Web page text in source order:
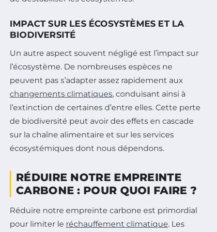
IMPACT SUR LES ÉCOSYSTÈMES ET LA
BIODIVERSITÉ
Un autre aspect souvent négligé est l’impact sur
l’écosystème. De nombreuses espèces ne
peuvent pas s’adapter assez rapidement aux
changements climatiques, conduisant ainsi à
l’extinction de certaines d’entre elles. Cette perte
de biodiversité peut avoir des effets en cascade
sur la chaîne alimentaire et sur les services
écosystémiques dont nous dépendons.
RÉDUIRE NOTRE EMPREINTE
CARBONE : POUR QUOI FAIRE ?
Réduire notre empreinte carbone est primordial
pour limiter le réchauffement climatique. Les